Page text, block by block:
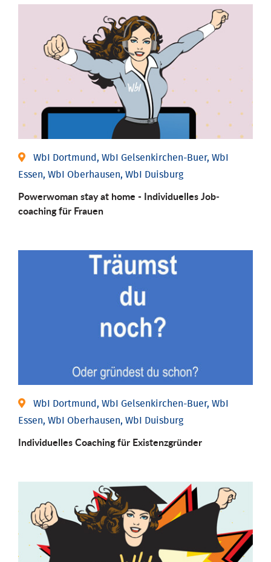
WbI Dortmund, WbI Gelsenkirchen-Buer, WbI
Essen, WbI Oberhausen, WbI Duisburg
Powerwoman stay at home - Individu­elles Job­
coaching für Frauen
WbI Dortmund, WbI Gelsenkirchen-Buer, WbI
Essen, WbI Oberhausen, WbI Duisburg
Individu­elles Coaching für Existenz­gründer